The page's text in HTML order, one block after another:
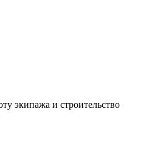
экипажа и строительство